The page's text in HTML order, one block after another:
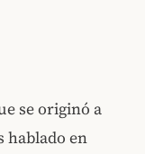
se originó a
hablado en